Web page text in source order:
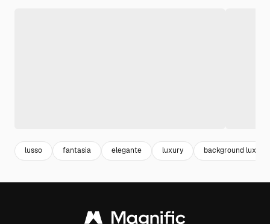
lusso fantasia elegante luxury background luxury